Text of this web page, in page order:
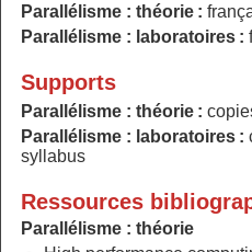
Parallélisme : théorie :
Parallélisme : laboratoires :
Supports
Parallélisme : théorie :
Parallélisme : laboratoires :
syllabus
Ressources
Parallélisme : théorie